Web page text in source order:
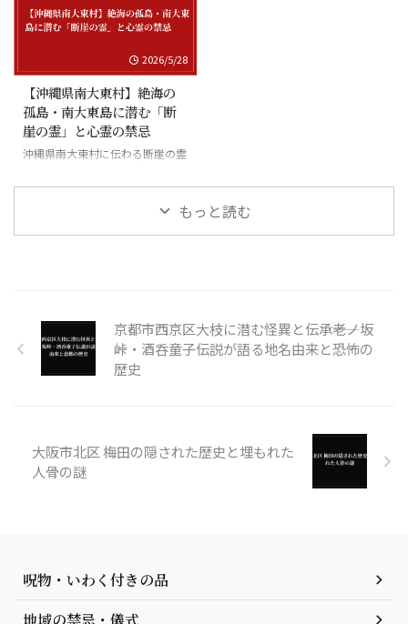
2026/5/28
【沖縄県南大東村】絶海の
孤島・南大東島に潜む「断
崖の霊」と心霊の禁忌
沖縄県南大東村に伝わる断崖の霊
もっと読む
京都市西京区大枝に潜む怪異と伝承――老ノ坂
峠・酒呑童子伝説が語る地名由来と恐怖の
歴史
大阪市北区 梅田の隠された歴史と埋もれた
人骨の謎
呪物・いわく付きの品